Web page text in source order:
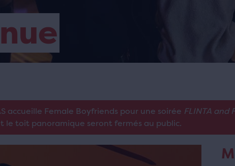
accueille Female Boyfriends pour une soirée FLINTA and
le toit panoramique seront fermés au public.